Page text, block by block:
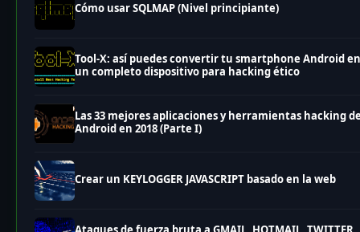
Cómo usar SQLMAP (Nivel principiante)
Tool-X: así puedes convertir tu smartphone Android en
un completo dispositivo para hacking ético
Las 33 mejores aplicaciones y herramientas hacking
Android en 2018 (Parte I)
Crear un KEYLOGGER JAVASCRIPT basado en la web